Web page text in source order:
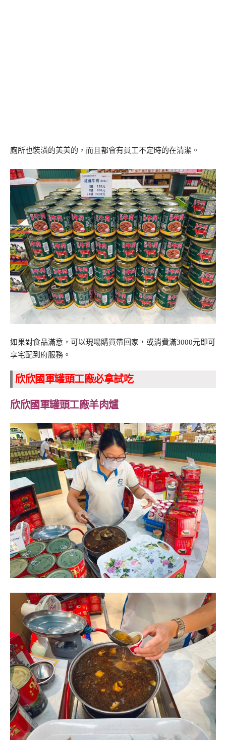
廁所也裝潢的美美的，而且都會有員工不定時的在清潔。
如果對食品滿意，可以現場購買帶回家，或消費滿3000元即可
享宅配到府服務。
欣欣國軍罐頭工廠必拿試吃
欣欣國軍罐頭工廠羊肉爐